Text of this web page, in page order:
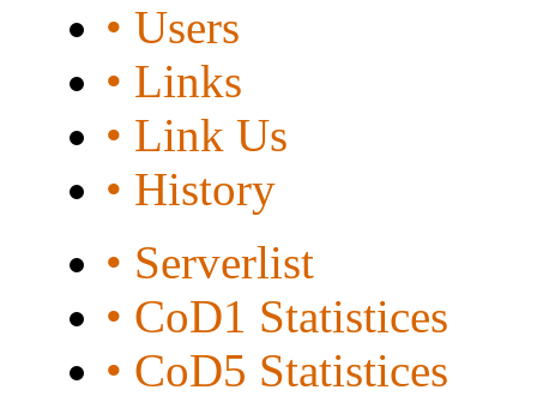
• Users
• Links
• Link Us
• History
• Serverlist
• CoD1 Statistices
• CoD5 Statistices